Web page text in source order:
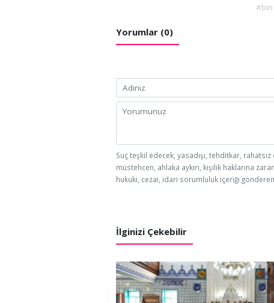
#bin
Yorumlar (0)
Suç teşkil edecek, yasadışı, tehditkar,
müstehcen, ahlaka aykırı, kişilik haklarına
hukuki, cezai, idari sorumluluk içeriği
İlginizi Çekebilir